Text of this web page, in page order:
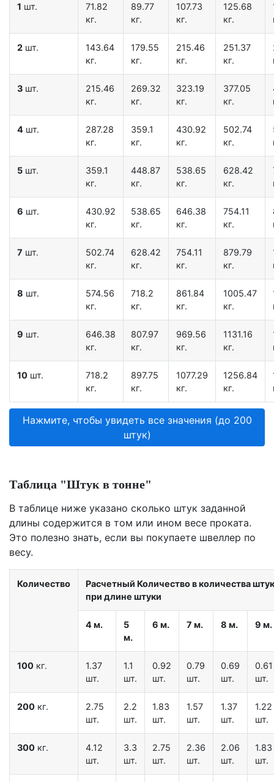
1 шт.
71.82
кг.
89.77
кг.
107.73
кг.
125.68
кг.
2 шт.
143.64
кг.
179.55
кг.
215.46
кг.
251.37
кг.
3 шт.
215.46
кг.
269.32
кг.
323.19
кг.
377.05
кг.
4 шт.
287.28
кг.
359.1
кг.
430.92
кг.
502.74
кг.
5 шт.
359.1
кг.
448.87
кг.
538.65
кг.
628.42
кг.
6 шт.
430.92
кг.
538.65
кг.
646.38
кг.
754.11
кг.
7 шт.
502.74
кг.
628.42
кг.
754.11
кг.
879.79
кг.
8 шт.
574.56
кг.
718.2
кг.
861.84
кг.
1005.47
кг.
9 шт.
646.38
кг.
807.97
кг.
969.56
кг.
1131.16
кг.
10 шт.
718.2
кг.
897.75
кг.
1077.29
кг.
1256.84
кг.
Нажмите, чтобы увидеть все значения (до 200
штук)
Таблица "Штук в тонне"
В таблице ниже указано сколько штук заданной
длины содержится в том или ином весе проката.
Это полезно знать, если вы покупаете швеллер по
весу.
Количество
Расчетный Количество в количества
при длине штуки
4 м.
5
м.
6 м. 7 м. 8 м. 9 м.
100 кг.
1.37
шт.
1.1
шт.
0.92
шт.
0.79
шт.
0.69
шт.
0.61
шт.
200 кг.
2.75
шт.
2.2
шт.
1.83
шт.
1.57
шт.
1.37
шт.
1.22
шт.
300 кг.
4.12
шт.
3.3
шт.
2.75
шт.
2.36
шт.
2.06
шт.
1.83
шт.